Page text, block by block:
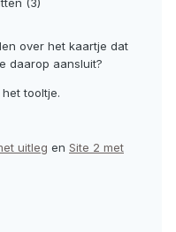
(3)
over het kaartje dat
daarop aansluit?
tooltje.
uitleg en Site 2 met